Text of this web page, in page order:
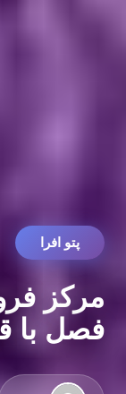
پتو افرا
مرکز
فصل با